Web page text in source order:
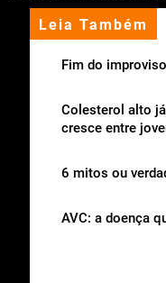
Leia Também
Fim do
Colesterol alto
cresce entre
6 mitos ou
AVC: a doença